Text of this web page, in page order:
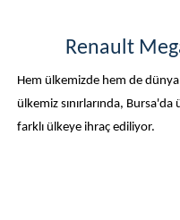
Renault
Hem ülkemizde hem de
ülkemiz sınırlarında,
farklı ülkeye ihraç ediliyor.